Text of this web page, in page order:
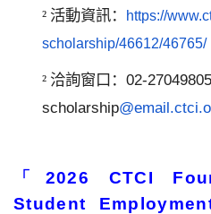
² 活動資訊： https://
scholarship/46612/46765/
² 洽詢窗口： 02-
scholarship
「2026 CTCI
Student